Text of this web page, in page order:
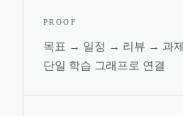
PROOF
목표 → 일정 → 리뷰 → 과
단일 학습 그래프로 연결